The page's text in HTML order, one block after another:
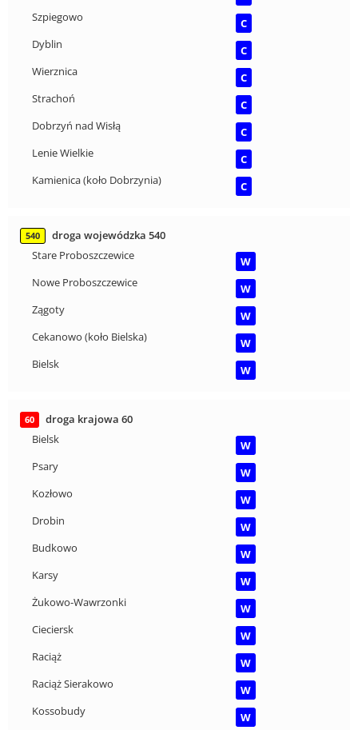
Szpiegowo
C
Dyblin
C
Wierznica
C
Strachoń
C
Dobrzyń nad Wisłą
C
Lenie Wielkie
C
Kamienica (koło Dobrzynia)
C
540
droga wojewódzka 540
Stare Proboszczewice
W
Nowe Proboszczewice
W
Zągoty
W
Cekanowo (koło Bielska)
W
Bielsk
W
60
droga krajowa 60
Bielsk
W
Psary
W
Kozłowo
W
Drobin
W
Budkowo
W
Karsy
W
Żukowo-Wawrzonki
W
Cieciersk
W
Raciąż
W
Raciąż Sierakowo
W
Kossobudy
W